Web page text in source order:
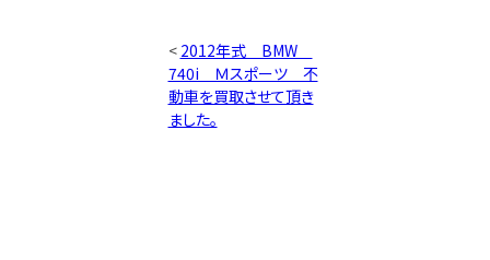
< 2012年式 BMW
740i Ｍスポーツ 不
動車を買取させて頂き
ました。